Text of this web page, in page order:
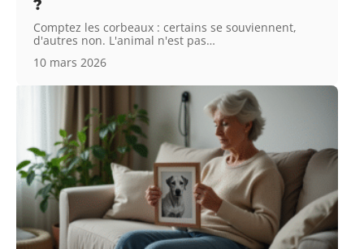
?
Comptez les corbeaux : certains se souviennent,
d'autres non. L'animal n'est pas…
10 mars 2026